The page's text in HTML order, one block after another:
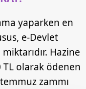
yaparken en
e-Devlet
Hazine
TL olarak ödenen
zammı